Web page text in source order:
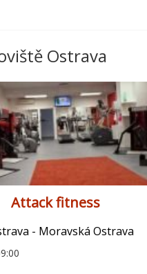
Ostrava
Attack fitness
- Moravská Ostrava